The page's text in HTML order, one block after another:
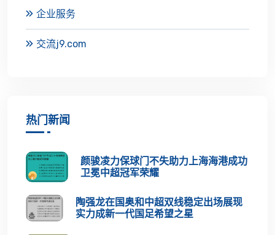
企业服务
交流j9.com
热门新闻
颜骏凌力保球门不失助力上海海港成功
卫冕中超冠军荣耀
陶强龙在国奥和中超双线稳定出场展现
实力成新一代国足希望之星